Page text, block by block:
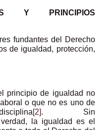
Y PRINCIPIOS
fundantes del Derecho
de igualdad, protección,
principio de igualdad no
o que no es uno de
[2]. Sin
la igualdad es el